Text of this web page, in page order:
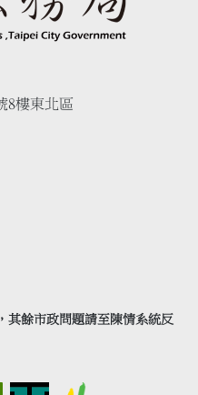
8樓東北區
其餘市政問題請至陳情系統反